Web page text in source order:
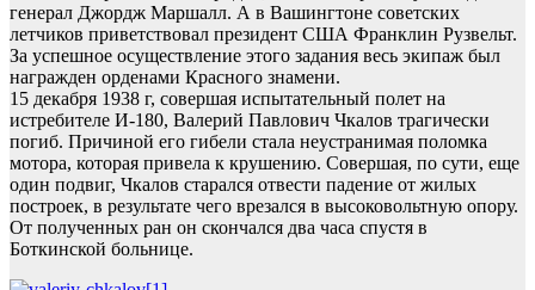
генерал Джордж Маршалл. А в Вашингтоне советских
летчиков приветствовал президент США Франклин Рузвельт.
За успешное осуществление этого задания весь экипаж был
награжден орденами Красного знамени.
15 декабря 1938 г, совершая испытательный полет на
истребителе И-180, Валерий Павлович Чкалов трагически
погиб. Причиной его гибели стала неустранимая поломка
мотора, которая привела к крушению. Совершая, по сути, еще
один подвиг, Чкалов старался отвести падение от жилых
построек, в результате чего врезался в высоковольтную опору.
От полученных ран он скончался два часа спустя в
Боткинской больнице.